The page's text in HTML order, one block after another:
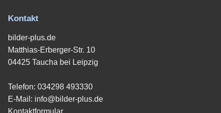
Kontakt
bilder-plus.de
Matthias-Erberger-Str. 10
04425 Taucha bei Leipzig
Telefon: 034298 493330
E-Mail: info@bilder-plus.de
Kontaktformular